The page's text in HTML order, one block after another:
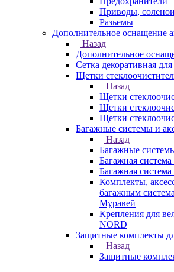
Приводы,
Разьемы
Дополнительное оснащение
Назад
Дополнительное
Сетка декоративная
Щетки
Назад
Щетки
Щетки
Щетки
Багажные системы и
Назад
Багажные
Багажная
Багажная
Комплекты,
багажным
Муравей
Крепления для
NORD
Защитные комплекты
Назад
Защитные